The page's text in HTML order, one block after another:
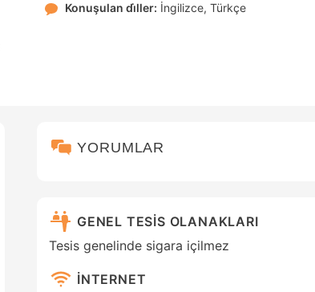
Konuşulan di̇ller: İngilizce Türkçe
YORUMLAR
GENEL TESİS OLANAKLARI
Tesis genelinde sigara içilmez
İNTERNET